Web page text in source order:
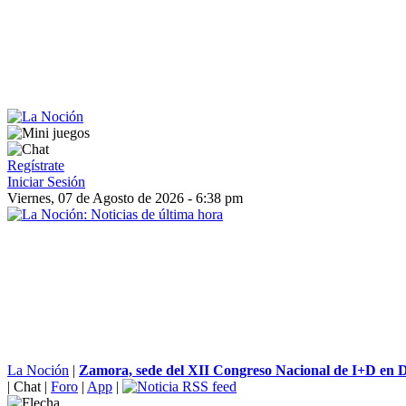
Regístrate
Iniciar Sesión
Viernes, 07 de Agosto de 2026 - 6:38 pm
La Noción | Zamora, sede del XII Congreso Nacional de I+D en
| Chat | Foro | App |